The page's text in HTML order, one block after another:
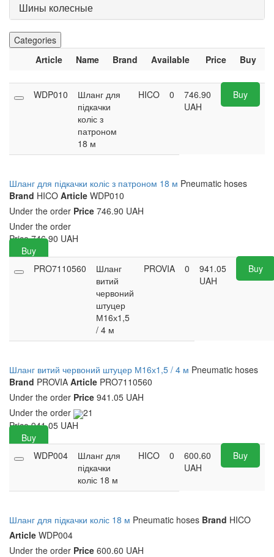
Шины колесные
Categories
Article
Name Brand Available Price Buy
WDP010
Шланг для
підкачки
коліс з
патроном
18 м
HICO 0
746.90
UAH
Buy
Шланг для підкачки коліс з патроном 18 м Pneumatic hoses
Brand HICO Article WDP010
Under the order Price 746.90 UAH
Under the order
Price 746.90 UAH
Buy
PRO7110560
Шланг
витий
червоний
штуцер
М16х1,5
/ 4 м
PROVIA 0
941.05
UAH
Buy
Шланг витий червоний штуцер М16х1,5 / 4 м Pneumatic hoses
Brand PROVIA Article PRO7110560
Under the order Price 941.05 UAH
Under the order
21
Price 941.05 UAH
Buy
WDP004
Шланг для
підкачки
коліс 18 м
HICO 0
600.60
UAH
Buy
Шланг для підкачки коліс 18 м Pneumatic hoses Brand HICO
Article WDP004
Under the order Price 600.60 UAH